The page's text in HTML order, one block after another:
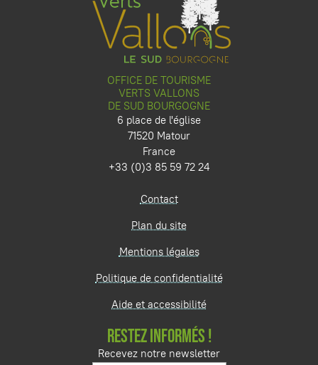
OFFICE DE TOURISME
VERTS VALLONS
DE SUD BOURGOGNE
6 place de l'église
71520 Matour
France
+33 (0)3 85 59 72 24
Contact
Plan du site
Mentions légales
Politique de confidentialité
Aide et accessibilité
RESTEZ INFORMÉS !
Recevez notre newsletter